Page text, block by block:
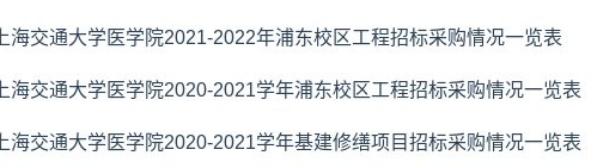
上海交通大学医学院2021-2022年浦东校区工程招标采购情况一览表
上海交通大学医学院2020-2021学年浦东校区工程招标采购情况一览表
上海交通大学医学院2020-2021学年基建修缮项目招标采购情况一览表